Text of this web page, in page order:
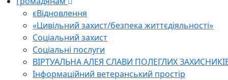
єВідновлення
«Цивільний захист/безпека життєдіяльності»
Соціальний захист
Соціальні послуги
ВІРТУАЛЬНА АЛЕЯ СЛАВИ ПОЛЕГЛИХ
Інформаційний ветеранський простір